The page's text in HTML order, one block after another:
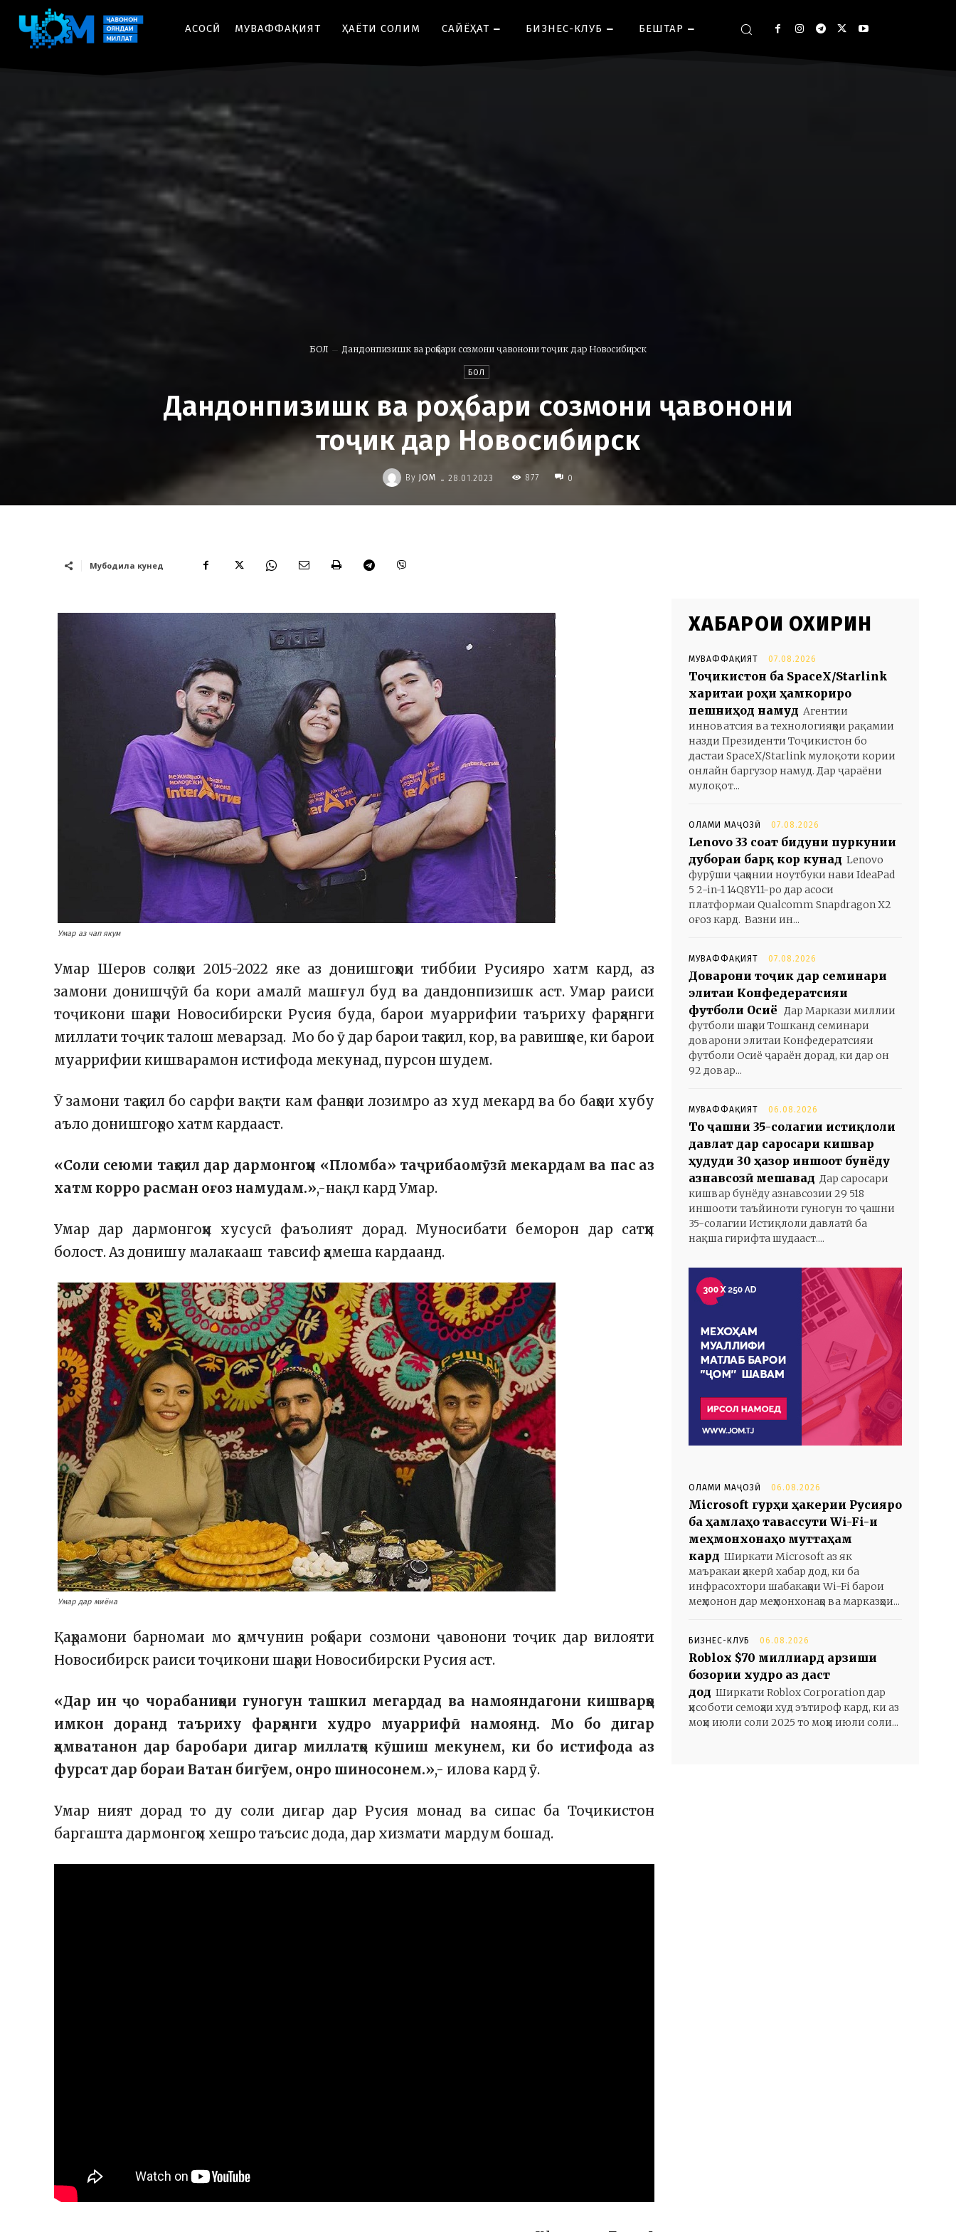
АСОСӢ МУВАФФАҚИЯТ ҲАЁТИ СОЛИМ CАЙЁҲАТ БИЗНЕС-КЛУБ БЕШТАР
БОЛ Дандонпизишк ва роҳбари созмони ҷавонони тоҷик дар Новосибирск
БОЛ
Дандонпизишк ва роҳбари созмони ҷавонони
тоҷик дар Новосибирск
By JOM - 28.01.2023 877 0
Мубодила кунед
Умар аз чап якум
Умар Шеров солҳои 2015-2022 яке аз донишгоҳҳои тиббии Русияро хатм кард, аз
замони донишҷӯӣ ба кори амалӣ машғул буд ва дандонпизишк аст. Умар раиси
тоҷикони шаҳри Новосибирски Русия буда, барои муаррифии таъриху фарҳанги
миллати тоҷик талош меварзад. Мо бо ӯ дар барои таҳсил, кор, ва равишҳое, ки барои
муаррифии кишварамон истифода мекунад, пурсон шудем.
Ӯ замони таҳсил бо сарфи вақти кам фанҳои лозимро аз худ мекард ва бо баҳои хубу
аъло донишгоҳро хатм кардааст.
«Соли сеюми таҳсил дар дармонгоҳи «Пломба» таҷрибаомӯзӣ мекардам ва пас аз
хатм корро расман оғоз намудам.»,-нақл кард Умар.
Умар дар дармонгоҳи хусусӣ фаъолият дорад. Муносибати беморон дар сатҳи
болост. Аз донишу малакааш тавсиф ҳамеша кардаанд.
Умар дар миёна
Қаҳрамони барномаи мо ҳамчунин роҳбари созмони ҷавонони тоҷик дар вилояти
Новосибирск раиси тоҷикони шаҳри Новосибирски Русия аст.
«Дар ин ҷо чорабаниҳои гуногун ташкил мегардад ва намояндагони кишварҳо
имкон доранд таъриху фарҳанги худро муаррифӣ намоянд. Мо бо дигар
ҳамватанон дар баробари дигар миллатҳо кӯшиш мекунем, ки бо истифода аз
фурсат дар бораи Ватан бигӯем, онро шиносонем.»,- илова кард ӯ.
Умар ният дорад то ду соли дигар дар Русия монад ва сипас ба Тоҷикистон
баргашта дармонгоҳи хешро таъсис дода, дар хизмати мардум бошад.
ХАБАРҲОИ ОХИРИН
МУВАФФАҚИЯТ 07.08.2026
Тоҷикистон ба SpaceX/Starlink
харитаи роҳи ҳамкориро
пешниҳод намуд Агентии
инноватсия ва технологияҳои рақамии
назди Президенти Тоҷикистон бо
дастаи SpaceX/Starlink мулоқоти кории
онлайн баргузор намуд. Дар ҷараёни
мулоқот...
ОЛАМИ МАҶОЗӢ 07.08.2026
Lenovo 33 соат бидуни пуркунии
дубораи барқ кор кунад Lenovo
фурӯши ҷаҳонии ноутбуки нави IdeaPad
5 2-in-1 14Q8Y11-ро дар асоси
платформаи Qualcomm Snapdragon X2
оғоз кард. Вазни ин...
МУВАФФАҚИЯТ 07.08.2026
Доварони тоҷик дар семинари
элитаи Конфедератсияи
футболи Осиё Дар Маркази миллии
футболи шаҳри Тошканд семинари
доварони элитаи Конфедератсияи
футболи Осиё ҷараён дорад, ки дар он
92 довар...
МУВАФФАҚИЯТ 06.08.2026
То ҷашни 35-солагии истиқлоли
давлат дар саросари кишвар
ҳудуди 30 ҳазор иншоот бунёду
азнавсозӣ мешавад Дар саросари
кишвар бунёду азнавсозии 29 518
иншооти таъйиноти гуногун то ҷашни
35-солагии Истиқлоли давлатӣ ба
нақша гирифта шудааст....
ОЛАМИ МАҶОЗӢ 06.08.2026
Microsoft гурӯҳи ҳакерии Русияро
ба ҳамлаҳо тавассути Wi-Fi-и
меҳмонхонаҳо муттаҳам
кард Ширкати Microsoft аз як
маъракаи ҳакерӣ хабар дод, ки ба
инфрасохтори шабакаҳои Wi-Fi барои
меҳмонон дар меҳмонхонаҳо ва марказҳои...
БИЗНЕС-КЛУБ 06.08.2026
Roblox $70 миллиард арзиши
бозории худро аз даст
дод Ширкати Roblox Corporation дар
ҳисоботи семоҳаи худ эътироф кард, ки аз
моҳи июли соли 2025 то моҳи июли соли...